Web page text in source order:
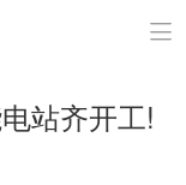

站齐开工!